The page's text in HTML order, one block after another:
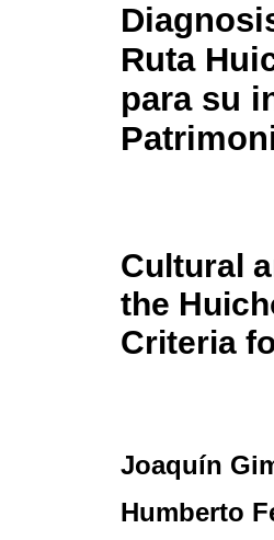
Ruta
para su
Cultural
the
Criteria
Joaquín
Humberto